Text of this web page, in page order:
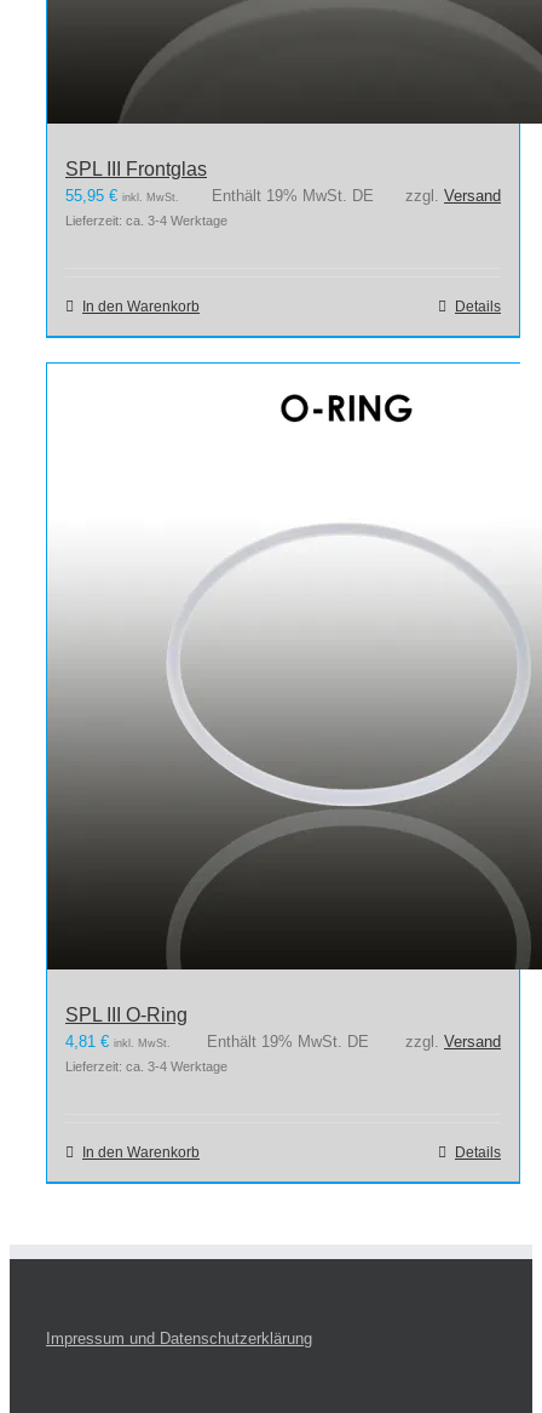
SPL III Frontglas
55,95 € inkl. MwSt. Enthält 19% MwSt. DE zzgl. Versand
Lieferzeit: ca. 3-4 Werktage
In den Warenkorb Details
SPL III O-Ring
4,81 € inkl. MwSt. Enthält 19% MwSt. DE zzgl. Versand
Lieferzeit: ca. 3-4 Werktage
In den Warenkorb Details
Impressum und Datenschutzerklärung